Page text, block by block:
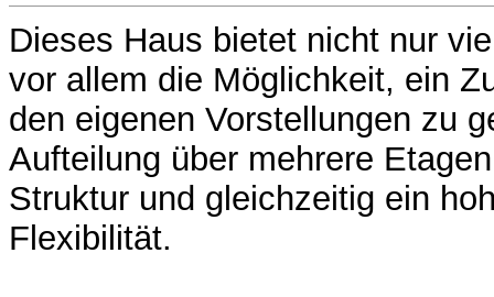
Dieses Haus bietet nicht nur
vor allem die Möglichkeit, ein
den eigenen Vorstellungen zu
Aufteilung über mehrere
Struktur und gleichzeitig ein
Flexibilität.